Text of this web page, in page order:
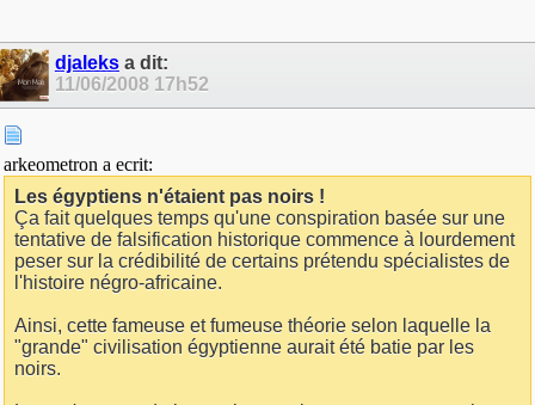
djaleksa dit:
11/06/2008 17h52
arkeometron a ecrit:
Les égyptiens n'étaient pas noirs !
Ça fait quelques temps qu'une conspiration basée sur une
tentative de falsification historique commence à lourdement
peser sur la crédibilité de certains prétendu spécialistes de
l'histoire négro-africaine.
Ainsi, cette fameuse et fumeuse théorie selon laquelle la
"grande" civilisation égyptienne aurait été batie par les
noirs.